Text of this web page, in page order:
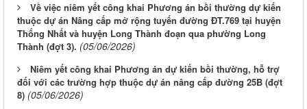
Về việc niêm yết công khai Phương án bồi thường dự kiến
thuộc dự án Nâng cấp mở rộng tuyến đường ĐT.769 tại huyện
Thống Nhất và huyện Long Thành đoạn qua phường Long
Thành (đợt 3). (05/06/2026)
Niêm yết công khai Phương án dự kiến bồi thường, hỗ trợ
đối với các trường hợp thuộc dự án nâng cấp đường 25B (đợt
8) (05/06/2026)